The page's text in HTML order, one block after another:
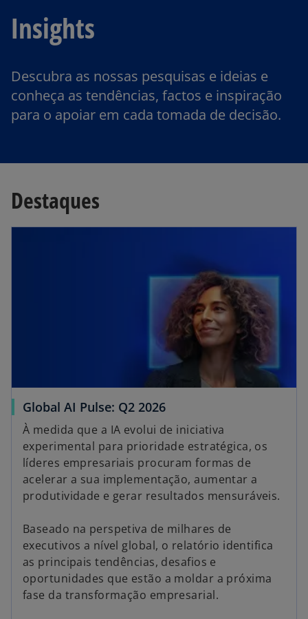
Insights
Descubra as nossas pesquisas e ideias e
conheça as tendências, factos e inspiração
para o apoiar em cada tomada de decisão.
Destaques
Global AI Pulse: Q2 2026o
p
e
n
s
i
n
n
e
w
t
a
À medida que a IA evolui de iniciativa
experimental para prioridade estratégica, os
líderes empresariais procuram formas de
acelerar a sua implementação, aumentar a
produtividade e gerar resultados mensuráveis.
Baseado na perspetiva de milhares de
executivos a nível global, o relatório identifica
as principais tendências, desafios e
oportunidades que estão a moldar a próxima
fase da transformação empresarial.
opens in a new tab